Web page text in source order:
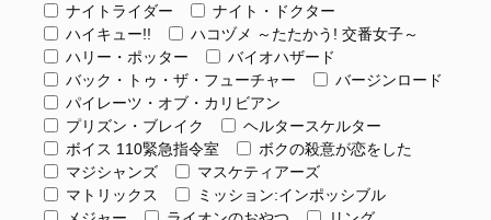
ナイトライダー
ナイト・ドクター
ハイキュー!!
ハコヅメ ～たたかう! 交番女子～
ハリー・ポッター
バイオハザード
バック・トゥ・ザ・フューチャー
バージンロード
パイレーツ・オブ・カリビアン
プリズン・ブレイク
ヘルタースケルター
ボイス 110緊急指令室
ボクの殺意が恋をした
マジシャンズ
マスケティアーズ
マトリックス
ミッション:インポッシブル